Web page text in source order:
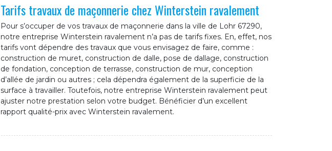
Tarifs travaux de maçonnerie chez Winterstein ravalement
Pour s’occuper de vos travaux de maçonnerie dans la ville de Lohr 67290,
notre entreprise Winterstein ravalement n’a pas de tarifs fixes. En, effet, nos
tarifs vont dépendre des travaux que vous envisagez de faire, comme :
construction de muret, construction de dalle, pose de dallage, construction
de fondation, conception de terrasse, construction de mur, conception
d’allée de jardin ou autres ; cela dépendra également de la superficie de la
surface à travailler. Toutefois, notre entreprise Winterstein ravalement peut
ajuster notre prestation selon votre budget. Bénéficier d’un excellent
rapport qualité-prix avec Winterstein ravalement.